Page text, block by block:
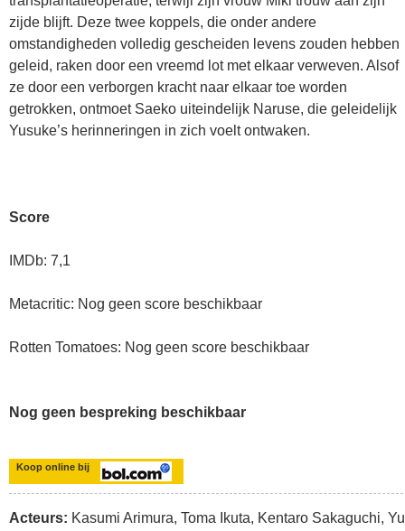
zijde blijft. Deze twee koppels, die onder andere
omstandigheden volledig gescheiden levens zouden hebben
geleid, raken door een vreemd lot met elkaar verweven. Alsof
ze door een verborgen kracht naar elkaar toe worden
getrokken, ontmoet Saeko uiteindelijk Naruse, die geleidelijk
Yusuke’s herinneringen in zich voelt ontwaken.
Score
IMDb: 7,1
Metacritic: Nog geen score beschikbaar
Rotten Tomatoes: Nog geen score beschikbaar
Nog geen bespreking beschikbaar
Koop online bij
Acteurs: Kasumi Arimura, Toma Ikuta, Kentaro Sakaguchi,